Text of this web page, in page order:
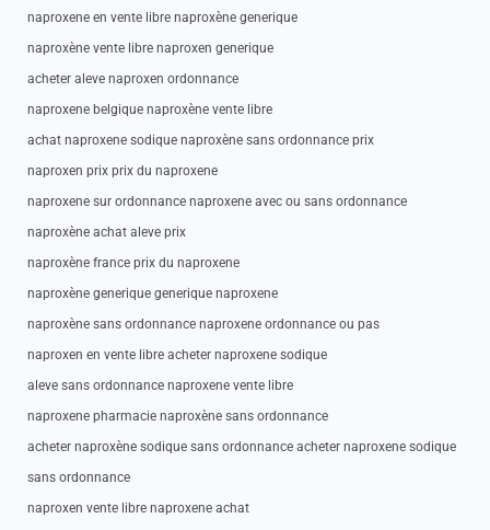
naproxene en vente libre naproxène generique
naproxène vente libre naproxen generique
acheter aleve naproxen ordonnance
naproxene belgique naproxène vente libre
achat naproxene sodique naproxène sans ordonnance prix
naproxen prix prix du naproxene
naproxene sur ordonnance naproxene avec ou sans ordonnance
naproxène achat aleve prix
naproxène france prix du naproxene
naproxène generique generique naproxene
naproxène sans ordonnance naproxene ordonnance ou pas
naproxen en vente libre acheter naproxene sodique
aleve sans ordonnance naproxene vente libre
naproxene pharmacie naproxène sans ordonnance
acheter naproxène sodique sans ordonnance acheter naproxene sodique
sans ordonnance
naproxen vente libre naproxene achat